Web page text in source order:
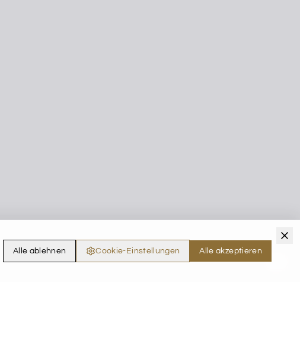
Alle ablehnen Cookie-Einstellungen Alle akzeptieren